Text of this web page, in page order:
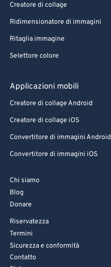
Creatore di collage
Ridimensionatore di immagini
Ritaglia immagine
Selettore colore
Applicazioni mobili
Creatore di collage Android
Creatore di collage iOS
Convertitore di immagini Android
Convertitore di immagini iOS
Chi siamo
Blog
Donare
Riservatezza
Termini
Sicurezza e conformità
Contatto